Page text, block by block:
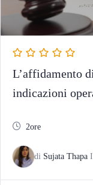
L’affidamento
indicazioni
2ore
di Sujata Thapa